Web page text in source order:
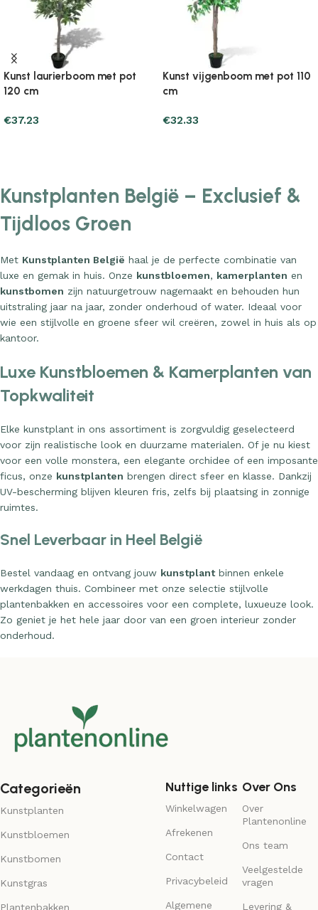
Kunst laurierboom met pot
120 cm
Add to cart
Kunst vijgenboom met pot 110
cm
Add to cart
Kunstplanten België – Exclusief &
Tijdloos Groen
luxe en gemak in huis. Onzekunstbloemen,kamerplantenen
kunstbomenzijn natuurgetrouw nagemaakt en behouden hun
uitstraling jaar na jaar, zonder onderhoud of water. Ideaal voor
wie een stijlvolle en groene sfeer wil creëren, zowel in huis als op
kantoor.
Topkwaliteit
voor zijn realistische look en duurzame materialen. Of je nu kiest
voor een volle monstera, een elegante orchidee of een imposante
ficus, onzekunstplanten brengen direct sfeer en klasse. Dankzij
UV-bescherming blijven kleuren fris, zelfs bij plaatsing in zonnige
ruimtes.
werkdagen thuis. Combineer met onze selectie stijlvolle
plantenbakken en accessoires voor een complete, luxueuze look.
Zo geniet je het hele jaar door van een groen interieur zonder
onderhoud.
Kunstplanten
Kunstbloemen
Plantenbakken
Winkelwagen
Afrekenen
Algemene
voorwaarden
Over
Plantenonline
vragen
Levering &
retour